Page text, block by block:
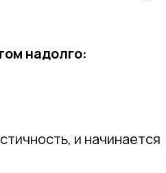
надолго:
и начинается